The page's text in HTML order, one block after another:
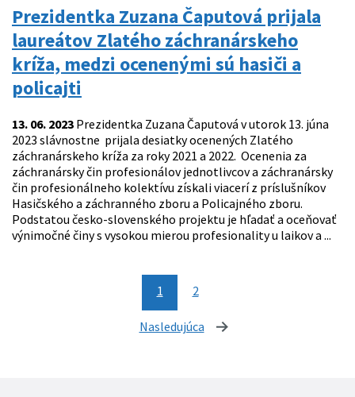
Prezidentka Zuzana Čaputová prijala
laureátov Zlatého záchranárskeho
kríža, medzi ocenenými sú hasiči a
policajti
13. 06. 2023 Prezidentka Zuzana Čaputová v utorok 13. júna
2023 slávnostne prijala desiatky ocenených Zlatého
záchranárskeho kríža za roky 2021 a 2022. Ocenenia za
záchranársky čin profesionálov jednotlivcov a záchranársky
čin profesionálneho kolektívu získali viacerí z príslušníkov
Hasičského a záchranného zboru a Policajného zboru.
Podstatou česko-slovenského projektu je hľadať a oceňovať
výnimočné činy s vysokou mierou profesionality u laikov a ...
1 2
Nasledujúca stránka